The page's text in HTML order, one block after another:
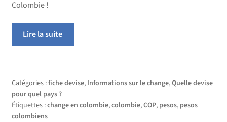
Colombie !
Lire la suite
Catégories :fiche devise, Informations sur le change,Quelle devise
pour quel pays ?
Étiquettes :change en colombie,colombie,COP, pesos, pesos
colombiens